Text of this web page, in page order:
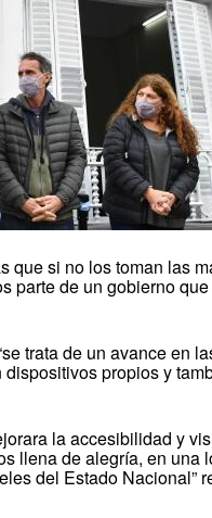
que si no los toman las
parte de un gobierno
trata de un avance en
propios y
la accesibilidad y
llena de alegría, en una
del Estado Nacional”